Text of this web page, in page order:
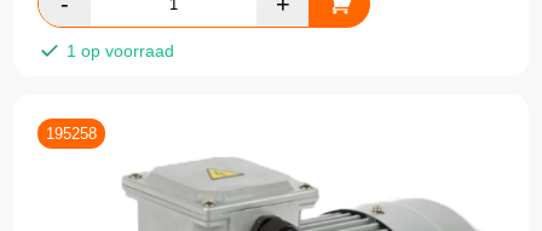
1 op voorraad
195258